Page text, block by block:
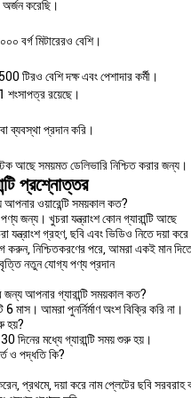
করেছি।
বর্গ মিটারেরও বেশি।
টিরও বেশি দক্ষ এবং পেশাদার কর্মী।
শংসাপত্র রয়েছে।
ব্যবস্থা প্রদান করি।
আছে সময়মত ডেলিভারি নিশ্চিত করার জন্য।
প্রশ্নোত্তর
ওয়ারেন্টি সময়কাল কত?
জন্য। খুচরা যন্ত্রাংশ কোন গ্যারান্টি আছে
যন্ত্রাংশ গ্রহণ, ছবি এবং ভিডিও নিতে দয়া করে
করুন, নিশ্চিতকরণের পরে, আমরা একই মান
নতুন যোগ্য পণ্য প্রদান
জন্য আপনার গ্যারান্টি সময়কাল কত?
মাস। আমরা পুনর্নির্মাণ অংশ বিক্রি করি না।
হয়?
দিনের মধ্যে গ্যারান্টি সময় শুরু হয়।
ও পদ্ধতি কি?
প্রথমে, দয়া করে নাম প্লেটের ছবি